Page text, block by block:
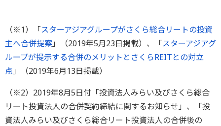
（※1）「スターアジアグループがさくら総合リートの投資
主へ合併提案」（2019年5月23日掲載）、「スターアジアグ
ループが提示する合併のメリットとさくらREITとの対立
点 」（2019年6月13日掲載）
（※2）2019年8月5日付「投資法人みらい及びさくら総合
リート投資法人の合併契約締結に関するお知らせ」、「投
資法人みらい及びさくら総合リート投資法人の合併後の